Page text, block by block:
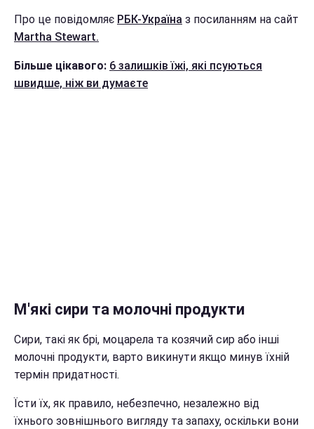
Про це повідомляє РБК-Україна з посиланням на сайт
Martha Stewart.
Більше цікавого: 6 залишків їжі, які псуються
швидше, ніж ви думаєте
М'які сири та молочні продукти
Сири, такі як брі, моцарела та козячий сир або інші
молочні продукти, варто викинути якщо минув їхній
термін придатності.
Їсти їх, як правило, небезпечно, незалежно від
їхнього зовнішнього вигляду та запаху, оскільки вони